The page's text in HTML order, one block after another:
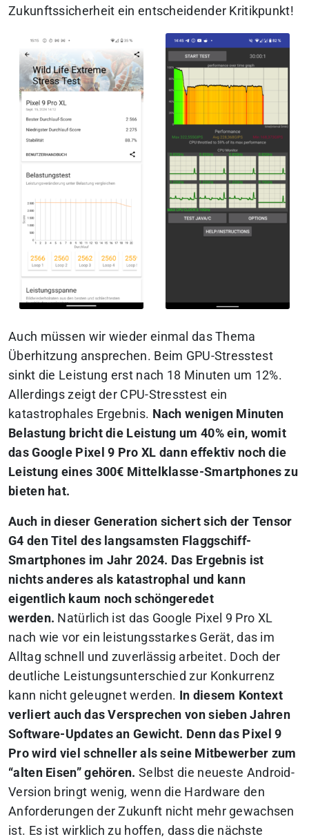
Zukunftssicherheit ein entscheidender Kritikpunkt!
Auch müssen wir wieder einmal das Thema
Überhitzung ansprechen. Beim GPU-Stresstest
sinkt die Leistung erst nach 18 Minuten um 12%.
Allerdings zeigt der CPU-Stresstest ein
katastrophales Ergebnis. Nach wenigen Minuten
Belastung bricht die Leistung um 40% ein, womit
das Google Pixel 9 Pro XL dann effektiv noch die
Leistung eines 300€ Mittelklasse-Smartphones zu
bieten hat.
Auch in dieser Generation sichert sich der Tensor
G4 den Titel des langsamsten Flaggschiff-
Smartphones im Jahr 2024. Das Ergebnis ist
nichts anderes als katastrophal und kann
eigentlich kaum noch schöngeredet
werden. Natürlich ist das Google Pixel 9 Pro XL
nach wie vor ein leistungsstarkes Gerät, das im
Alltag schnell und zuverlässig arbeitet. Doch der
deutliche Leistungsunterschied zur Konkurrenz
kann nicht geleugnet werden. In diesem Kontext
verliert auch das Versprechen von sieben Jahren
Software-Updates an Gewicht. Denn das Pixel 9
Pro wird viel schneller als seine Mitbewerber zum
“alten Eisen” gehören. Selbst die neueste Android-
Version bringt wenig, wenn die Hardware den
Anforderungen der Zukunft nicht mehr gewachsen
ist. Es ist wirklich zu hoffen, dass die nächste